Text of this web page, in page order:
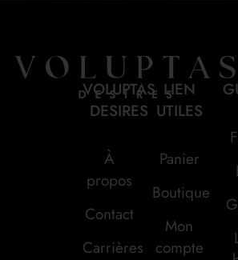
VOLUPTAS
DESIRES
À
propos
Contact
Carrières
LIEN
UTILES
Panier
Boutique
Mon
compte